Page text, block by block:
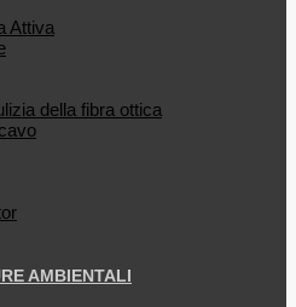
Attiva
della fibra ottica
AMBIENTALI